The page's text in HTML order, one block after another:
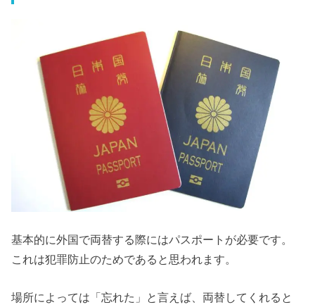
基本的に外国で両替する際にはパスポートが必要です。
これは犯罪防止のためであると思われます。
場所によっては「忘れた」と言えば、両替してくれると